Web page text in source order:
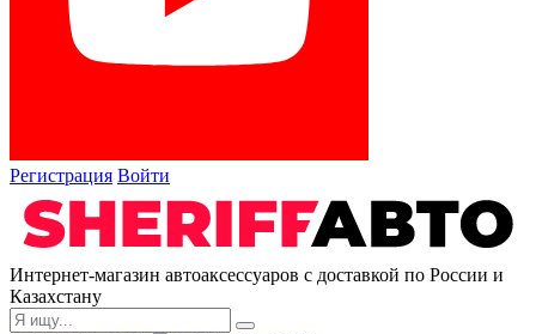
Регистрация Войти
Интернет-магазин автоаксессуаров с доставкой по России и
Казахстану